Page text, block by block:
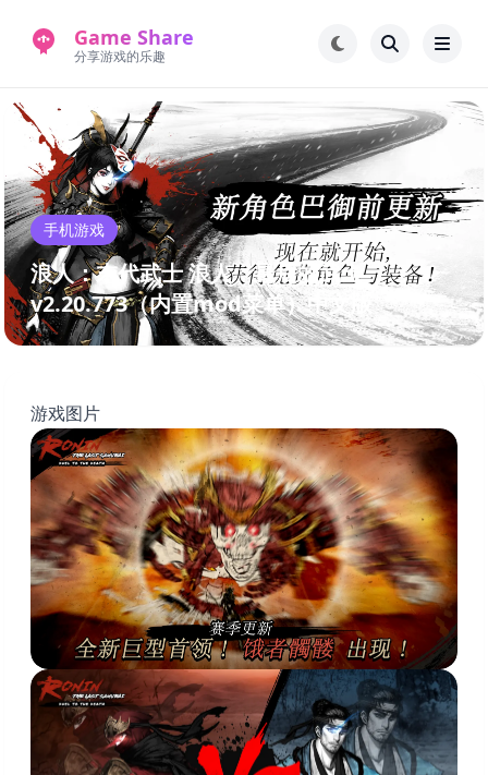
Game Share
分享游戏的乐趣
首页 电脑游戏
手机游戏 常见问题解答
新版游戏站 永久地址
手机游戏
浪人：末代武士 浪人：最后的武士
v2.20.773（内置mod菜单）中文版
游戏图片